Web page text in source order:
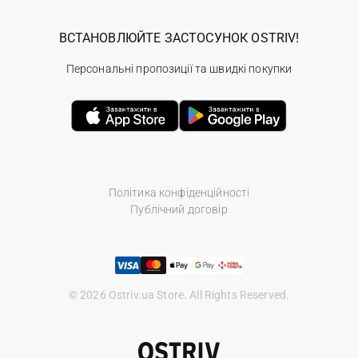
Політика конфіденційності
Публічний договір
© 2026 Ostriv.ua Store. All Rights Reserved.
ВСТАНОВЛЮЙТЕ ЗАСТОСУНОК OSTRIV!
Персональні пропозиції та швидкі покупки